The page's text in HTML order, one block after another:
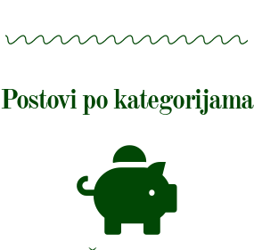
Postovi po kategorijama